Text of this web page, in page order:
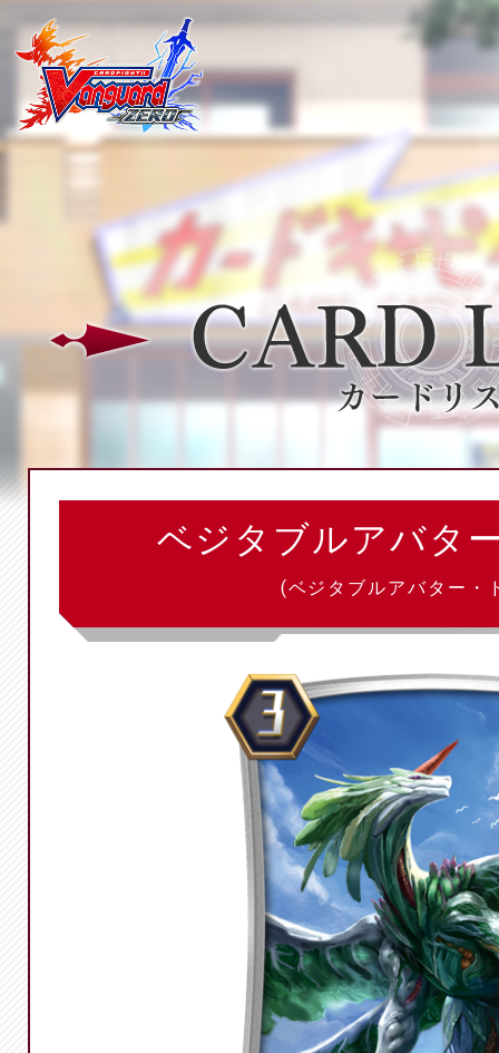
ベジタブルアバタ
(ベジタブルアバター・